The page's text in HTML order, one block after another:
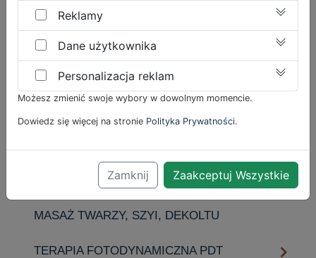
HYDRADERMABRAZJA – HYDROPEELING
PRÓŻNIOWY
ZABIEGI MEDER
ZABIEGI HYDROPEPTIDE
MASAŻ TWARZY, SZYI, DEKOLTU
TERAPIA FOTODYNAMICZNA PDT
Reklamy
Dane użytkownika
Personalizacja reklam
Możesz zmienić swoje wybory w dowolnym momencie.
Dowiedz się więcej na stronie Polityka Prywatności.
Zamknij Zaakceptuj Wszystkie